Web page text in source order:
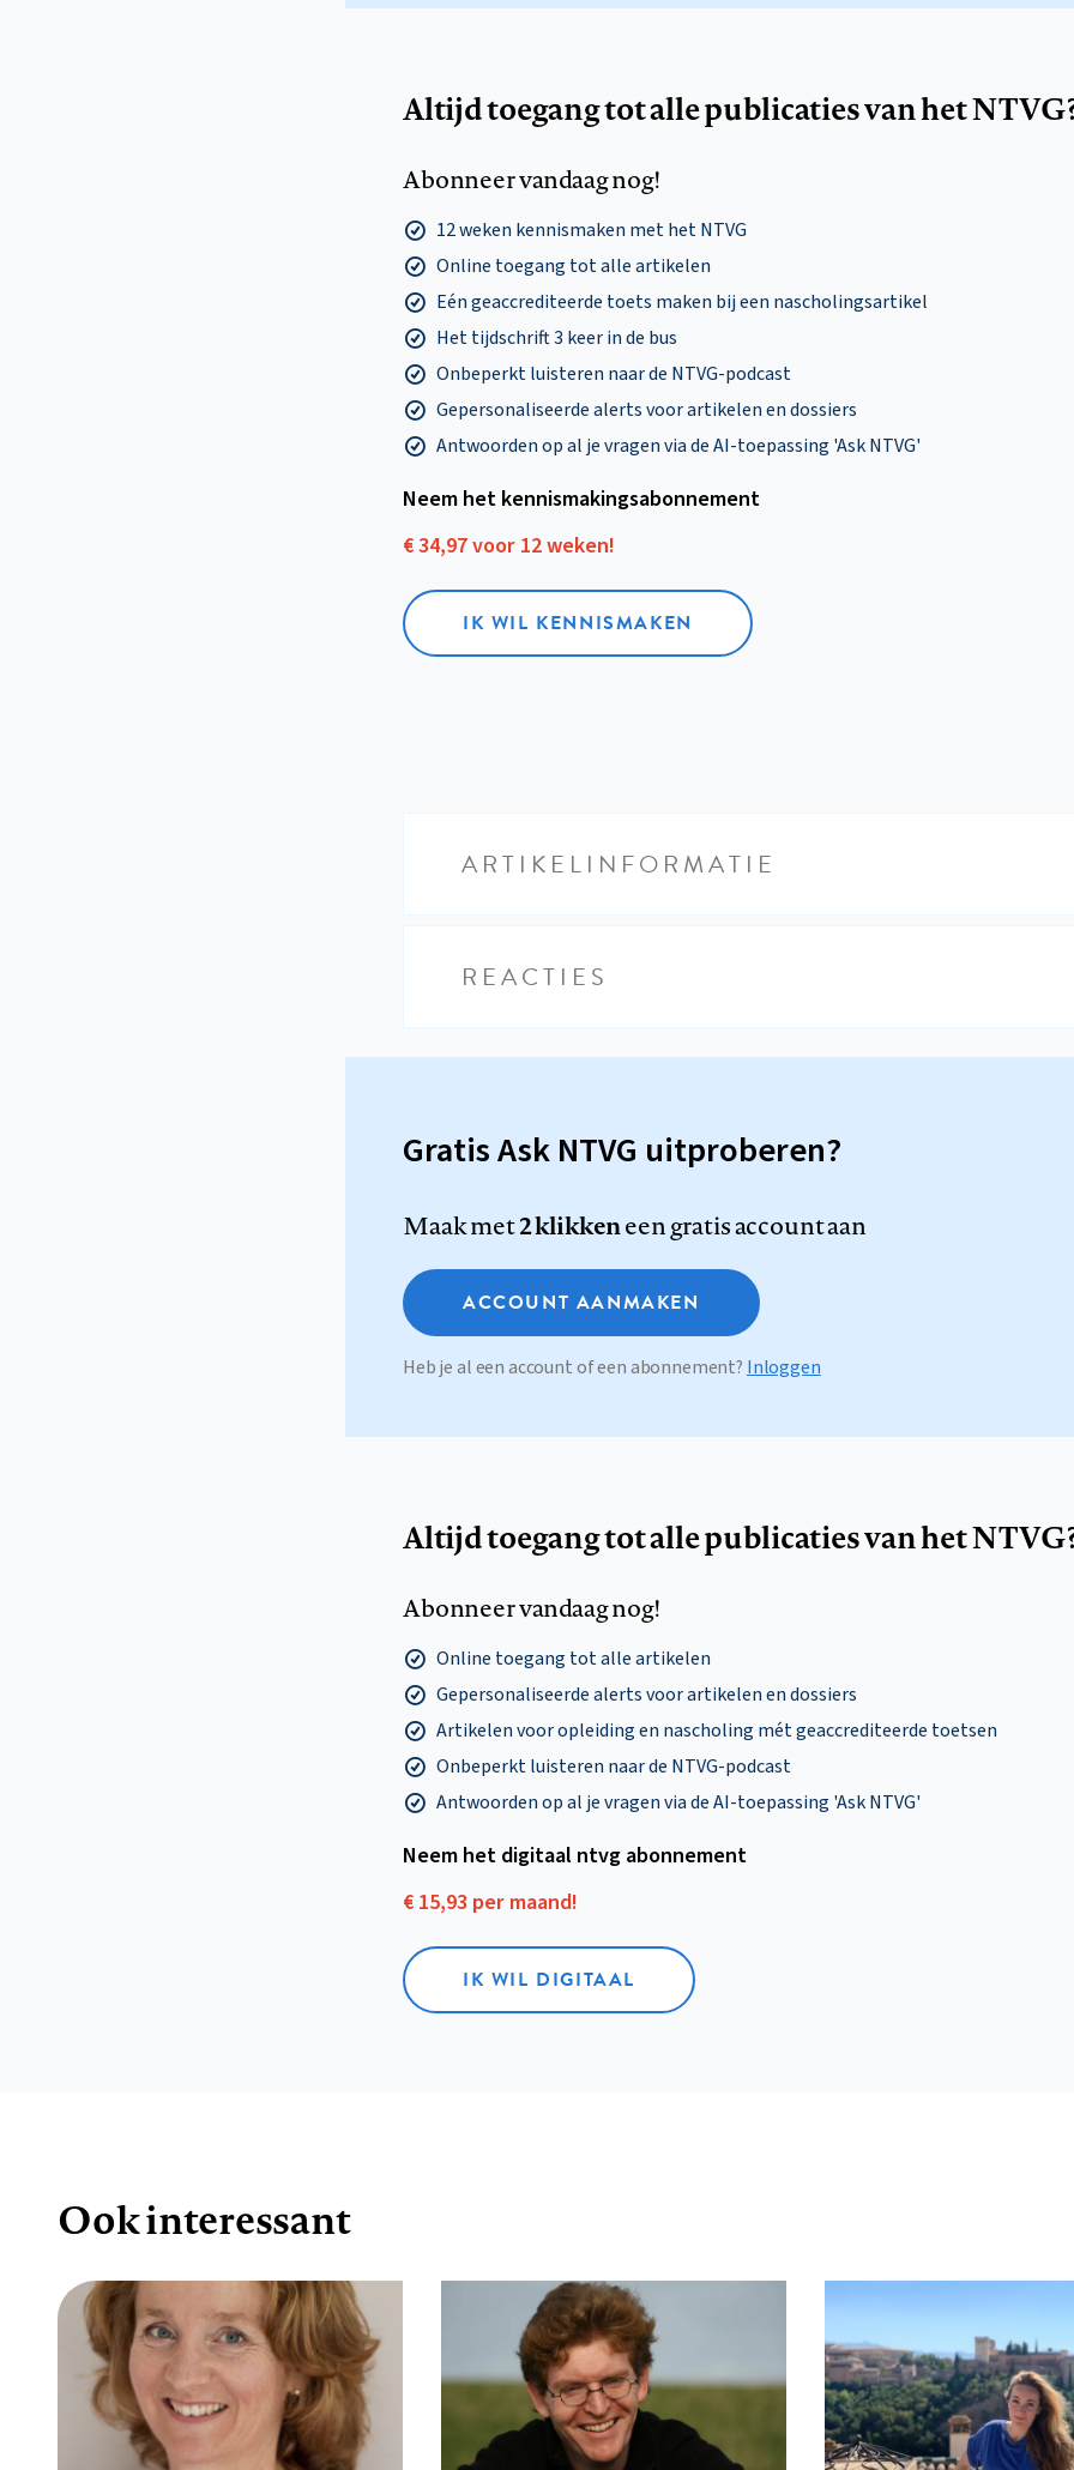
Altijd toegang tot alle publicaties van het
Abonneer vandaag nog!
12 weken kennismaken met het NTVG
Online toegang tot alle artikelen
Eén geaccrediteerde toets maken bij een nascholingsartikel
Het tijdschrift 3 keer in de bus
Onbeperkt luisteren naar de NTVG-podcast
Gepersonaliseerde alerts voor artikelen en dossiers
Antwoorden op al je vragen via de AI-toepassing 'Ask NTVG'
Neem het kennismakings­abonnement
€ 34,97 voor 12 weken!
IK WIL KENNISMAKEN
ARTIKELINFORMATIE
REACTIES
Gratis Ask NTVG uitproberen?
Maak met2 klikkeneen gratis account aan
ACCOUNT AANMAKEN
Heb je al een account of een abonnement?Inloggen
Altijd toegang tot alle publicaties van het
Abonneer vandaag nog!
Online toegang tot alle artikelen
Gepersonaliseerde alerts voor artikelen en dossiers
Artikelen voor opleiding en nascholing mét geaccrediteerde toetsen
Onbeperkt luisteren naar de NTVG-podcast
Antwoorden op al je vragen via de AI-toepassing 'Ask NTVG'
Neem het digitaal ntvg abonnement
€ 15,93 per maand!
IK WIL DIGITAAL
Ook interessant